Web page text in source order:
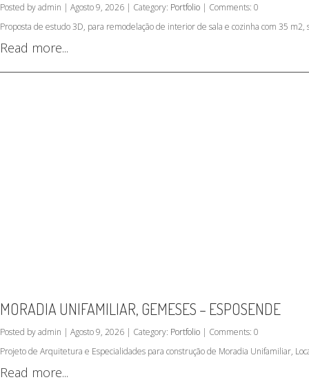
Posted by admin | Agosto 9, 2026 | Category: Portfolio | Comments: 0
Proposta de estudo 3D, para remodelação de interior de sala e cozinha com 35 m2,
Read more...
MORADIA UNIFAMILIAR, GEMESES – ESPOSENDE
Posted by admin | Agosto 9, 2026 | Category: Portfolio | Comments: 0
Projeto de Arquitetura e Especialidades para construção de Moradia Unifamiliar,
Read more...